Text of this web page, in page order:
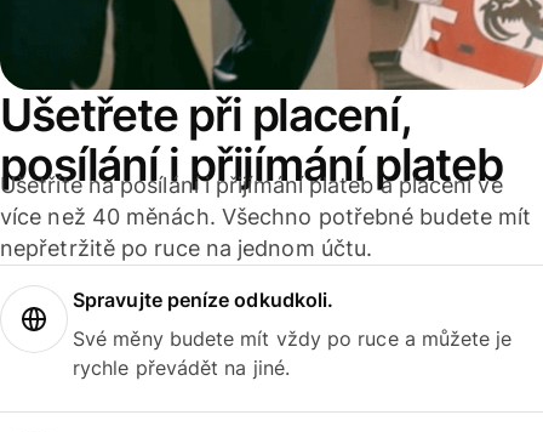
Ušetřete při placení,
posílání i přijímání plateb
Ušetříte na posílání i přijímání plateb a placení ve
více než 40 měnách. Všechno potřebné budete mít
nepřetržitě po ruce na jednom účtu.
Spravujte peníze odkudkoli.
Své měny budete mít vždy po ruce a můžete je
rychle převádět na jiné.